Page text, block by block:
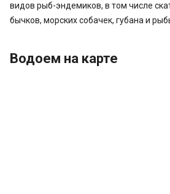
видов рыб-эндемиков, в том числе
бычков, морских собачек, губана и
Водоем на карте